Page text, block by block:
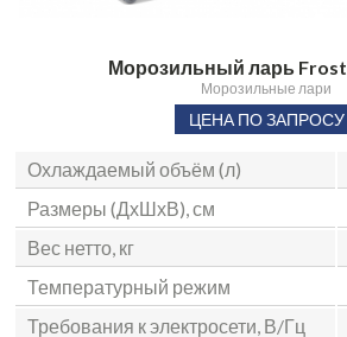
Морозильный ларь
Морозильные лари
ЦЕНА ПО ЗАПРОСУ
Охлаждаемый объём (л)
Размеры (ДхШхВ), см
Вес нетто, кг
Температурный режим
Требования к электросети, В/Гц